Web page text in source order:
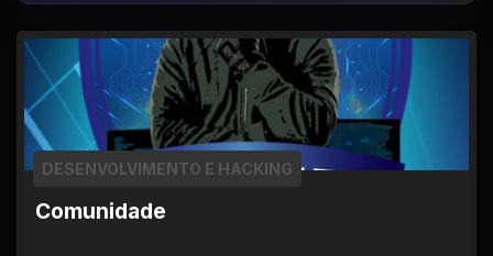
Comunidade
DESENVOLVIMENTO E HACKING